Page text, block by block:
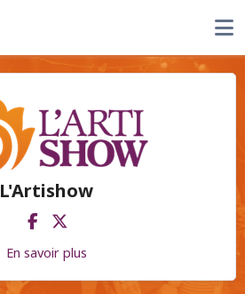
L'Artishow
En savoir plus